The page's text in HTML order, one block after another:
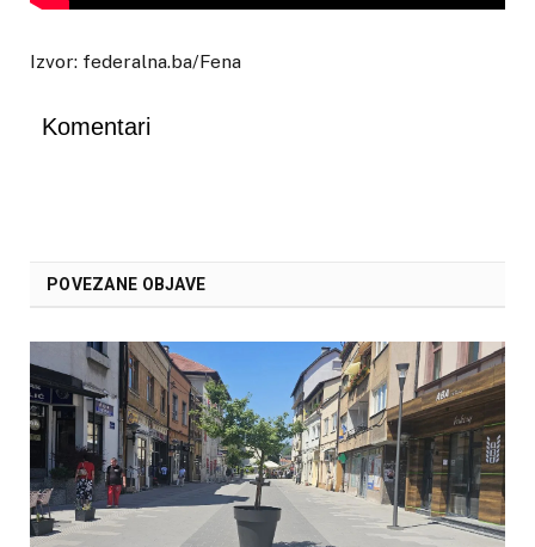
Izvor: federalna.ba/Fena
Komentari
POVEZANE OBJAVE